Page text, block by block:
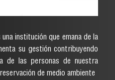
institución que emana de la
su gestión contribuyendo
de las personas de nuestra
de medio ambiente